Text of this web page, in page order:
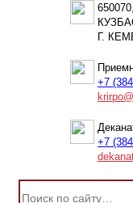
Г.
+7
+7